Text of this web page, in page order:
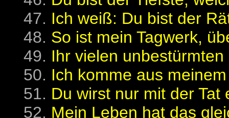
Ich weiß: Du bist der
So ist mein Tagwerk,
Ihr vielen unbestürmten
Ich komme aus
Du wirst nur mit der Tat
Mein Leben hat das